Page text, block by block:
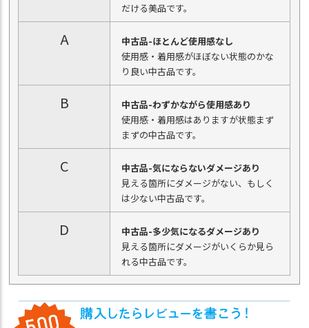
だける美品です。
A
中古品-ほとんど使用感なし
使用感・着用感がほぼない状態のかな
り良い中古品です。
B
中古品-わずかながら使用感あり
使用感・着用感はありますが状態まず
まずの中古品です。
C
中古品-気にならないダメージあり
見える箇所にダメージがない、もしく
は少ない中古品です。
D
中古品-多少気になるダメージあり
見える箇所にダメージがいくらか見ら
れる中古品です。